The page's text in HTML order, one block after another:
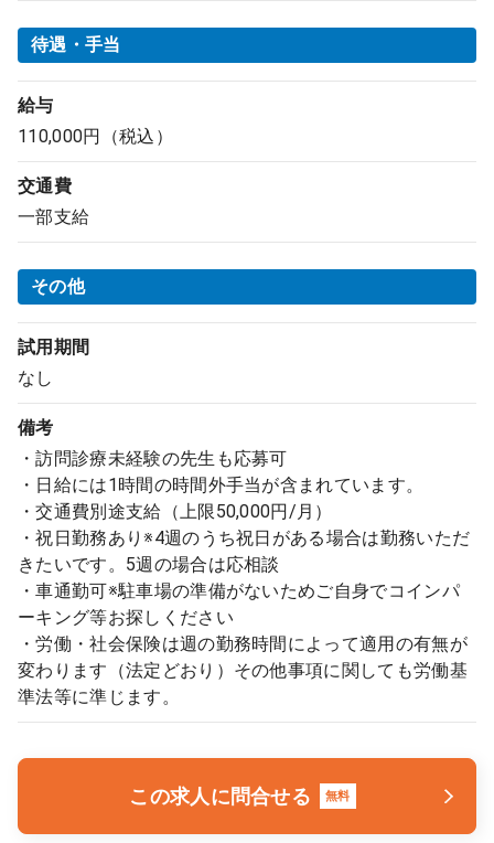
待遇・手当
給与
110,000円（税込）
交通費
一部支給
その他
試用期間
なし
備考
・訪問診療未経験の先生も応募可
・日給には1時間の時間外手当が含まれています。
・交通費別途支給（上限50,000円/月）
・祝日勤務あり※4週のうち祝日がある場合は勤務いただ
きたいです。5週の場合は応相談
・車通勤可※駐車場の準備がないためご自身でコインパ
ーキング等お探しください
・労働・社会保険は週の勤務時間によって適用の有無が
変わります（法定どおり）その他事項に関しても労働基
準法等に準じます。
この求人に問合せる 無料